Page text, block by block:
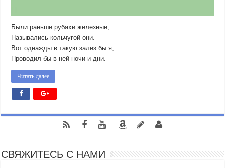
Были раньше рубахи железные,
Назывались кольчугой они.
Вот однажды в такую залез бы я,
Проводил бы в ней ночи и дни.
Читать далее
СВЯЖИТЕСЬ С НАМИ